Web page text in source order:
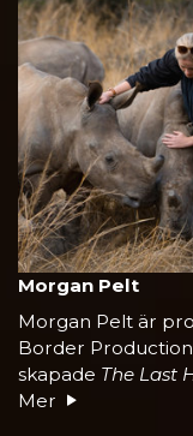
Morgan Pelt
Morgan Pelt är
Border
skapade The Last
Mer